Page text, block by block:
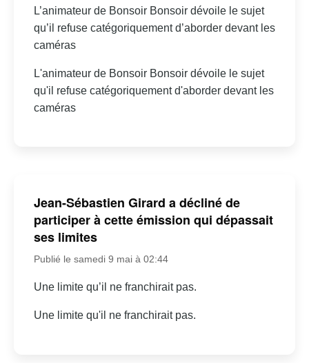
L’animateur de Bonsoir Bonsoir dévoile le sujet
qu’il refuse catégoriquement d’aborder devant les
caméras
L'animateur de Bonsoir Bonsoir dévoile le sujet
qu'il refuse catégoriquement d'aborder devant les
caméras
Jean-Sébastien Girard a décliné de
participer à cette émission qui dépassait
ses limites
Publié le samedi 9 mai à 02:44
Une limite qu’il ne franchirait pas.
Une limite qu'il ne franchirait pas.